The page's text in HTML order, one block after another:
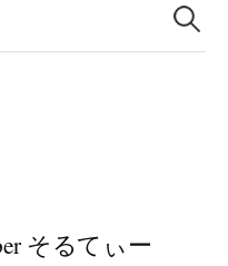
索:
そるてぃー